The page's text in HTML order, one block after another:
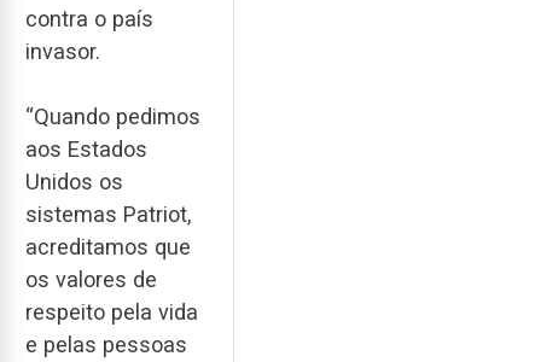
contra o país
invasor.
“Quando pedimos
aos Estados
Unidos os
sistemas Patriot,
acreditamos que
os valores de
respeito pela vida
e pelas pessoas